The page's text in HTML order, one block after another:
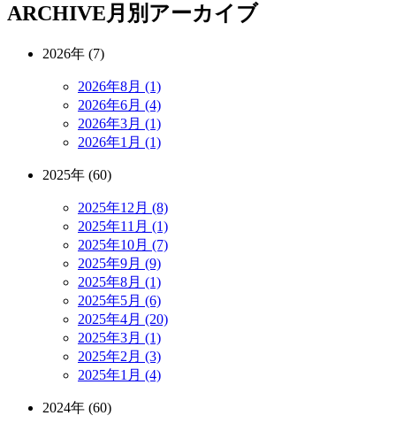
ARCHIVE月別アーカイブ
2026年 (7)
2026年8月 (1)
2026年6月 (4)
2026年3月 (1)
2026年1月 (1)
2025年 (60)
2025年12月 (8)
2025年11月 (1)
2025年10月 (7)
2025年9月 (9)
2025年8月 (1)
2025年5月 (6)
2025年4月 (20)
2025年3月 (1)
2025年2月 (3)
2025年1月 (4)
2024年 (60)